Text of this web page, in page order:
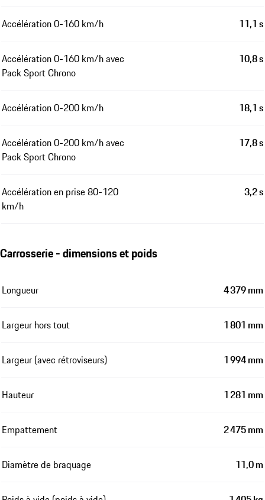
Accélération 0-160 km/h 11,1 s
Accélération 0-160 km/h avec
Pack Sport Chrono
10,8 s
Accélération 0-200 km/h 18,1 s
Accélération 0-200 km/h avec
Pack Sport Chrono
17,8 s
Accélération en prise 80-120
km/h
3,2 s
Carrosserie - dimensions et poids
Longueur 4 379 mm
Largeur hors tout 1 801 mm
Largeur (avec rétroviseurs) 1 994 mm
Hauteur 1 281 mm
Empattement 2 475 mm
Diamètre de braquage 11,0 m